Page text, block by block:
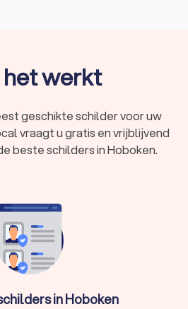
door het gebruik van steigers,
een gemiddelde Trustlocal-
Welke schilder u ook kiest, via
keuze voor uw schilderwerk.
schilderbedrijf kiezen dat bij u
het werkt
geschikte schilder voor uw
vraagt u gratis en vrijblijvend
beste schilders in Hoboken.
in Hoboken